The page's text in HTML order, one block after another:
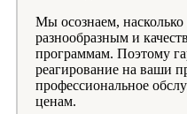
Мы осознаем,
разнообразным и
программам. Поэтому
реагирование на ваши
профессиональное
ценам.